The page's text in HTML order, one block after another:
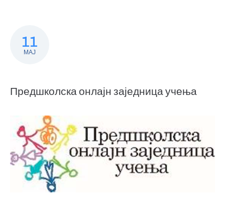
11
МАЈ
Предшколска онлајн заједница учења